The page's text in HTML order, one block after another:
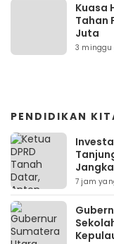
Kuasa
Tahan
Juta
3
PENDIDIKAN
7 jam